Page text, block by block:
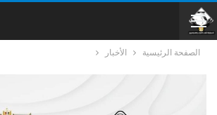
الصفحة الرئيسية الأخبار